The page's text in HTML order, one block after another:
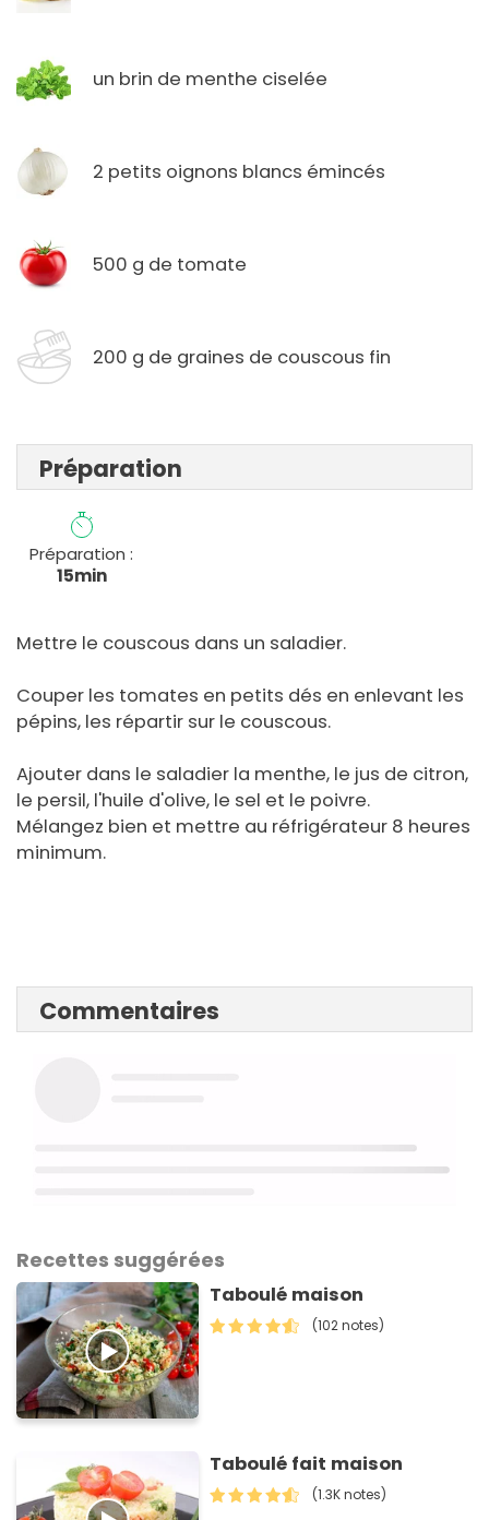
un brin de menthe ciselée
2 petits oignons blancs émincés
500 g de tomate
200 g de graines de couscous fin
Préparation
Préparation :
15min
Mettre le couscous dans un saladier.
Couper les tomates en petits dés en enlevant les
pépins, les répartir sur le couscous.
Ajouter dans le saladier la menthe, le jus de citron,
le persil, l'huile d'olive, le sel et le poivre.
Mélangez bien et mettre au réfrigérateur 8 heures
minimum.
Commentaires
Recettes suggérées
Taboulé maison
(102 notes)
Taboulé fait maison
(1.3K notes)